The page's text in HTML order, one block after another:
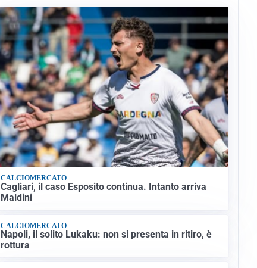
CALCIOMERCATO
Cagliari, il caso Esposito continua. Intanto arriva
Maldini
CALCIOMERCATO
Napoli, il solito Lukaku: non si presenta in ritiro, è
rottura